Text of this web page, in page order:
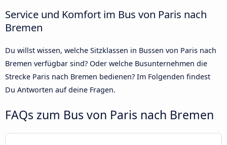
Service und Komfort im Bus von Paris nach
Bremen
Du willst wissen, welche Sitzklassen in Bussen von Paris nach
Bremen verfügbar sind? Oder welche Busunternehmen die
Strecke Paris nach Bremen bedienen? Im Folgenden findest
Du Antworten auf deine Fragen.
FAQs zum Bus von Paris nach Bremen